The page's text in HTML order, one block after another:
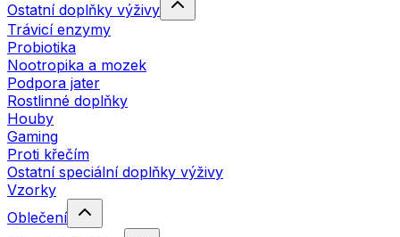
Ostatní doplňky výživy
Trávicí enzymy
Probiotika
Nootropika a mozek
Podpora jater
Rostlinné doplňky
Houby
Gaming
Proti křečím
Ostatní speciální doplňky výživy
Vzorky
Oblečení